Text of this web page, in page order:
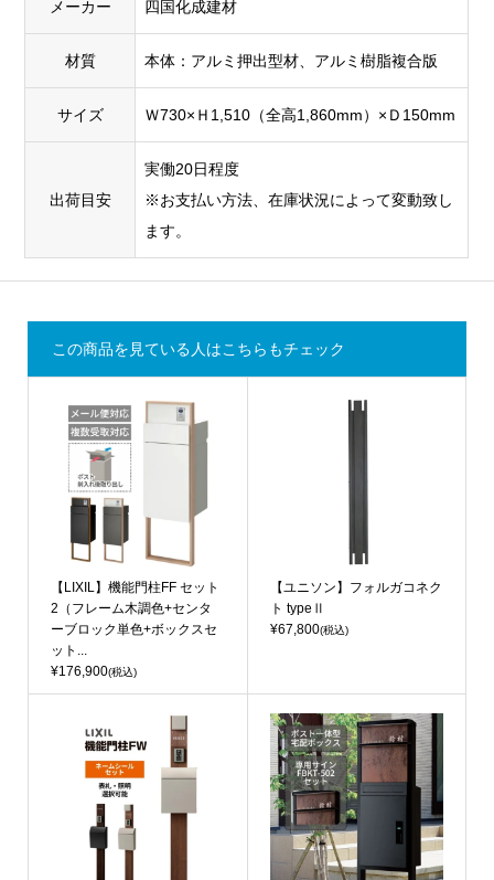
メーカー 四国化成建材
材質 本体：アルミ押出型材、アルミ樹脂複合版
サイズ Ｗ730×Ｈ1,510（全高1,860mm）×Ｄ150mm
出荷目安
実働20日程度
※お支払い方法、在庫状況によって変動致し
ます。
この商品を見ている人はこちらもチェック
【LIXIL】機能門柱FF セット
2（フレーム木調色+センタ
ーブロック単色+ボックスセ
ット...
¥176,900(税込)
【ユニソン】フォルガコネク
ト typeⅡ
¥67,800(税込)